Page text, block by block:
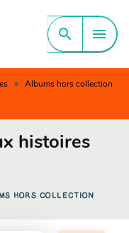
CONTENU search menu
• Albums hors collection
histoires
HORS COLLECTION